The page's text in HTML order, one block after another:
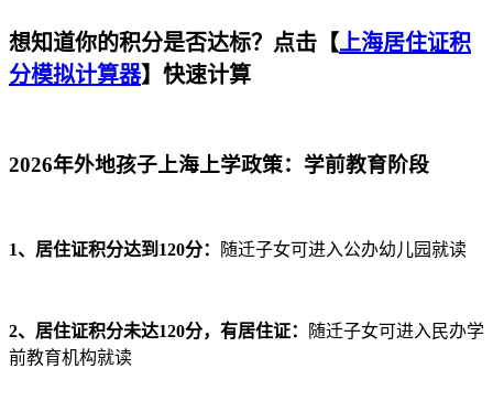
想知道你的积分是否达标？点击【上海居住证积
分模拟计算器】快速计算
2026年外地孩子上海上学政策： 学前教育阶段
1、居住证积分达到120分： 随迁子女可进入公办幼儿园就读
2、居住证积分未达120分，有居住证：
随迁子女可进入民办学
前教育机构就读